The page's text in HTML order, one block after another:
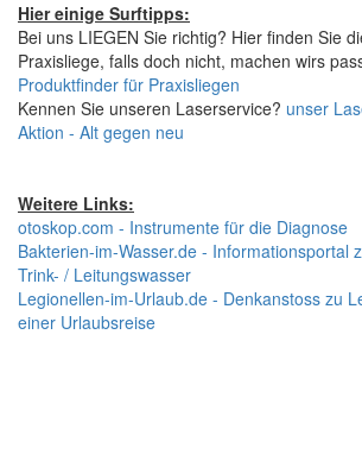
Hier einige Surftipps:
Bei uns LIEGEN Sie richtig? Hier finden Sie
Praxisliege, falls doch nicht, machen wirs
Produktfinder für Praxisliegen
Kennen Sie unseren Laserservice? unser
Aktion - Alt gegen neu
Weitere Links:
otoskop.com - Instrumente für die Diagnose
Bakterien-im-Wasser.de - Informationsportal
Trink- / Leitungswasser
Legionellen-im-Urlaub.de - Denkanstoss zu
einer Urlaubsreise